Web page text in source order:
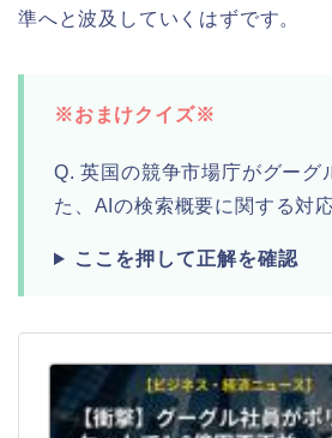
準へと波及していくはずです。
※おまけクイズ※
Q. 英国の競争市場庁がグーグ
た、AIの検索概要に関する対
ここを押して正解を確認